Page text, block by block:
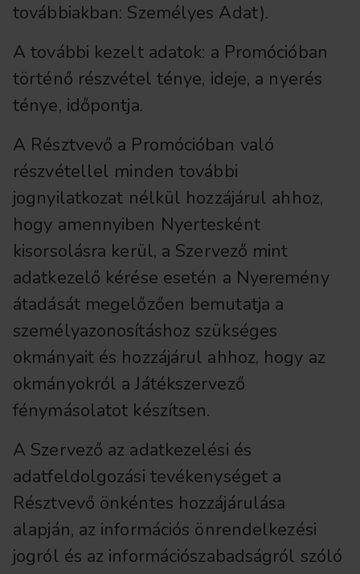
továbbiakban: Személyes Adat).
A további kezelt adatok: a Promócióban
történő részvétel ténye, ideje, a nyerés
ténye, időpontja.
A Résztvevő a Promócióban való
részvétellel minden további
jognyilatkozat nélkül hozzájárul ahhoz,
hogy amennyiben Nyertesként
kisorsolásra kerül, a Szervező mint
adatkezelő kérése esetén a Nyeremény
átadását megelőzően bemutatja a
személyazonosításhoz szükséges
okmányait és hozzájárul ahhoz, hogy az
okmányokról a Játékszervező
fénymásolatot készítsen.
A Szervező az adatkezelési és
adatfeldolgozási tevékenységet a
Résztvevő önkéntes hozzájárulása
alapján, az információs önrendelkezési
jogról és az információszabadságról szóló